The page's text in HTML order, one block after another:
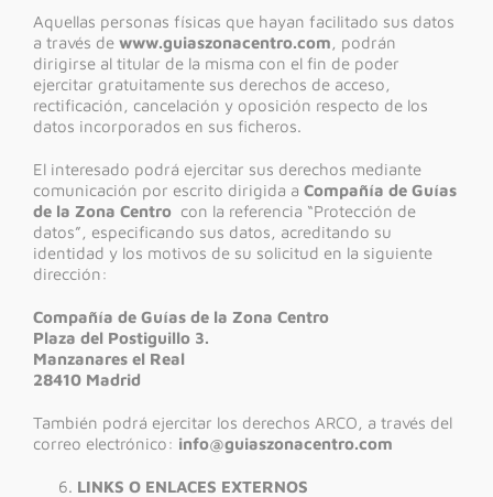
Aquellas personas físicas que hayan facilitado sus datos
a través de www.guiaszonacentro.com, podrán
dirigirse al titular de la misma con el fin de poder
ejercitar gratuitamente sus derechos de acceso,
rectificación, cancelación y oposición respecto de los
datos incorporados en sus ficheros.
El interesado podrá ejercitar sus derechos mediante
comunicación por escrito dirigida a Compañía de Guías
de la Zona Centro con la referencia “Protección de
datos”, especificando sus datos, acreditando su
identidad y los motivos de su solicitud en la siguiente
dirección:
Compañía de Guías de la Zona Centro
Plaza del Postiguillo 3.
Manzanares el Real
28410 Madrid
También podrá ejercitar los derechos ARCO, a través del
correo electrónico: info@guiaszonacentro.com
LINKS O ENLACES EXTERNOS